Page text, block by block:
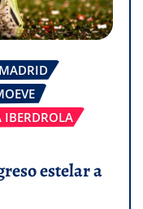
IBERDROLA
estelar a